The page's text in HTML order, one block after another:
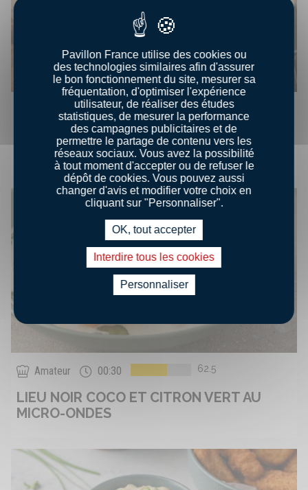
Amateur 00:30 55
MERLAN MARINÉ AUX ÉPICES DOUCES EN
CROÛTE CROUSTILLANTE
Amateur 00:30 62.5
LIEU NOIR COCO ET CITRON VERT AU
MICRO-ONDES
Pavillon France utilise des cookies ou
des technologies similaires afin d'assurer
le bon fonctionnement du site, mesurer sa
fréquentation, d'optimiser l'expérience
utilisateur, de réaliser des études
statistiques, de mesurer la performance
des campagnes publicitaires et de
permettre le partage de contenu vers les
réseaux sociaux. Vous avez la possibilité
à tout moment d'accepter ou de refuser le
dépôt de cookies. Vous pouvez aussi
changer d'avis et modifier votre choix en
cliquant sur "Personnaliser".
OK, tout accepter
Interdire tous les cookies
Personnaliser